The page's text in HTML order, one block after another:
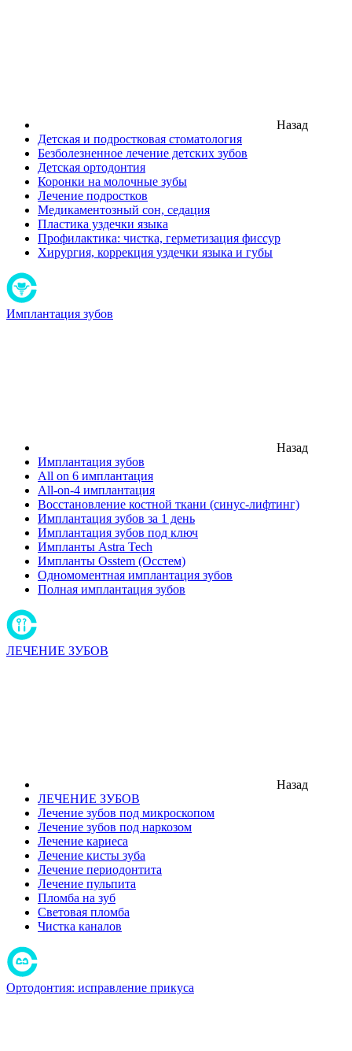
Назад
Детская и подростковая стоматология
Безболезненное лечение детских зубов
Детская ортодонтия
Коронки на молочные зубы
Лечение подростков
Медикаментозный сон, седация
Пластика уздечки языка
Профилактика: чистка, герметизация фиссур
Хирургия, коррекция уздечки языка и губы
Имплантация зубов
Назад
Имплантация зубов
All on 6 имплантация
All-on-4 имплантация
Восстановление костной ткани (синус-лифтинг)
Имплантация зубов за 1 день
Имплантация зубов под ключ
Импланты Astra Tech
Импланты Osstem (Осстем)
Одномоментная имплантация зубов
Полная имплантация зубов
ЛЕЧЕНИЕ ЗУБОВ
Назад
ЛЕЧЕНИЕ ЗУБОВ
Лечение зубов под микроскопом
Лечение зубов под наркозом
Лечение кариеса
Лечение кисты зуба
Лечение периодонтита
Лечение пульпита
Пломба на зуб
Световая пломба
Чистка каналов
Ортодонтия: исправление прикуса